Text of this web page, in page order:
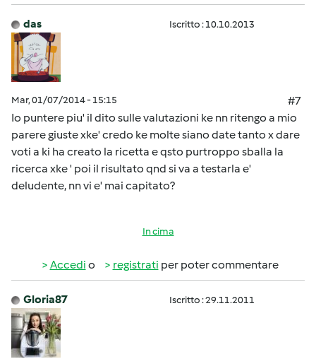
das Iscritto : 10.10.2013
Mar, 01/07/2014 - 15:15
#7
Io puntere piu' il dito sulle valutazioni ke nn ritengo a mio
parere giuste xke' credo ke molte siano date tanto x dare
voti a ki ha creato la ricetta e qsto purtroppo sballa la
ricerca xke ' poi il risultato qnd si va a testarla e'
deludente, nn vi e' mai capitato?
In cima
Accedi o registrati per poter commentare
Gloria87 Iscritto : 29.11.2011